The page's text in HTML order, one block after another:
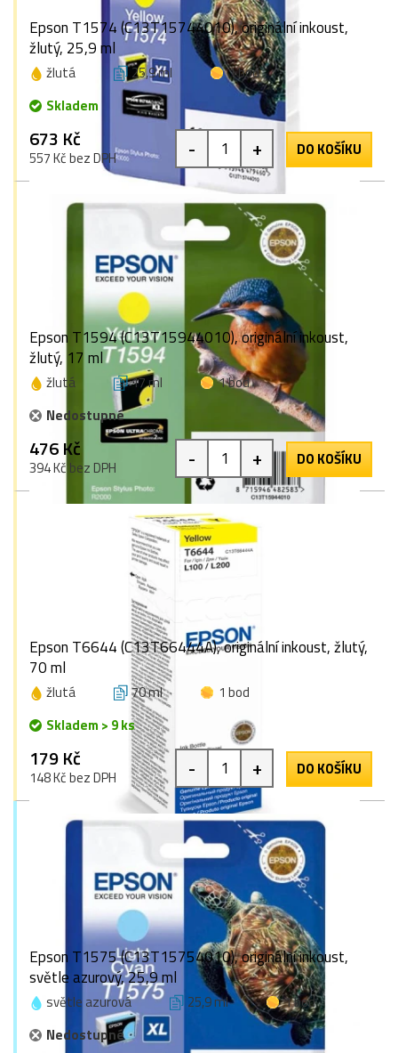
Epson T1574 (C13T15744010), originální inkoust,
žlutý, 25,9 ml
žlutá 25,9 ml
1 bod
Skladem
673 Kč
557 Kč bez DPH - + DO KOŠÍKU
Epson T1594 (C13T15944010), originální inkoust,
žlutý, 17 ml
žlutá 17 ml
1 bod
Nedostupné
476 Kč
394 Kč bez DPH - + DO KOŠÍKU
Epson T6644 (C13T66444A), originální inkoust, žlutý,
70 ml
žlutá 70 ml
1 bod
Skladem > 9 ks
179 Kč
148 Kč bez DPH - + DO KOŠÍKU
Epson T1575 (C13T15754010), originální inkoust,
světle azurový, 25,9 ml
světle azurová 25,9 ml
1 bod
Nedostupné